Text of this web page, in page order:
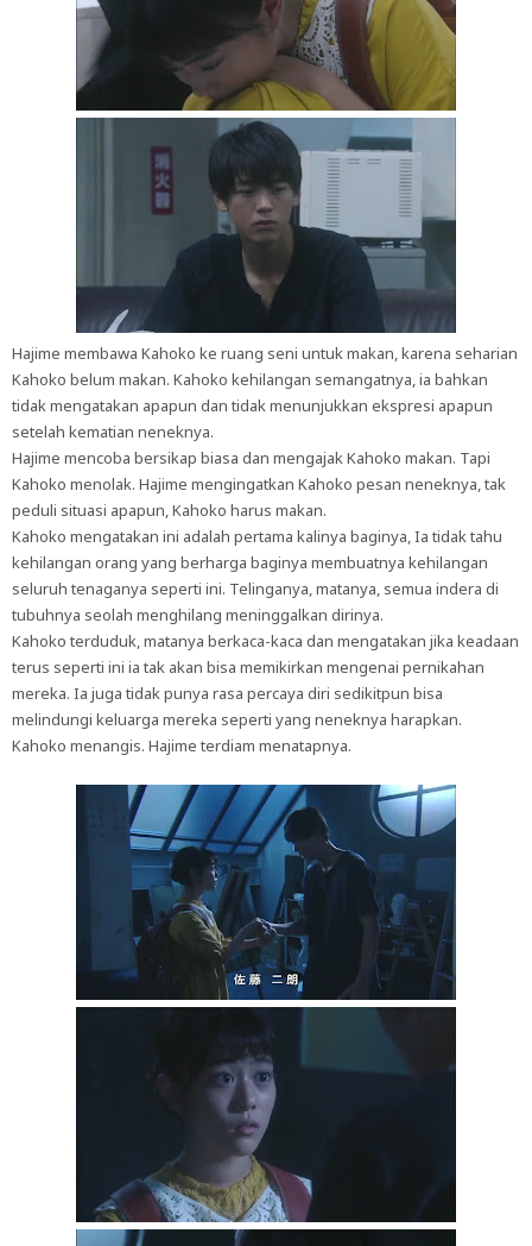
Hajime membawa Kahoko ke ruang seni untuk makan, karena seharian
Kahoko belum makan. Kahoko kehilangan semangatnya, ia bahkan
tidak mengatakan apapun dan tidak menunjukkan ekspresi apapun
setelah kematian neneknya.
Hajime mencoba bersikap biasa dan mengajak Kahoko makan. Tapi
Kahoko menolak. Hajime mengingatkan Kahoko pesan neneknya, tak
peduli situasi apapun, Kahoko harus makan.
Kahoko mengatakan ini adalah pertama kalinya baginya, Ia tidak tahu
kehilangan orang yang berharga baginya membuatnya kehilangan
seluruh tenaganya seperti ini. Telinganya, matanya, semua indera di
tubuhnya seolah menghilang meninggalkan dirinya.
Kahoko terduduk, matanya berkaca-kaca dan mengatakan jika keadaan
terus seperti ini ia tak akan bisa memikirkan mengenai pernikahan
mereka. Ia juga tidak punya rasa percaya diri sedikitpun bisa
melindungi keluarga mereka seperti yang neneknya harapkan.
Kahoko menangis. Hajime terdiam menatapnya.